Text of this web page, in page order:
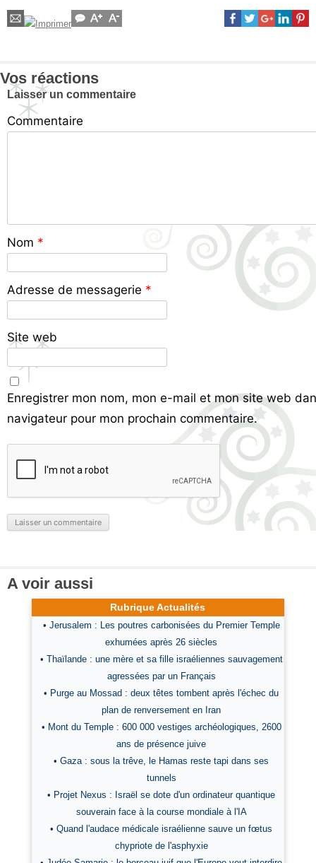
Vos réactions
Laisser un commentaire
Commentaire
Nom *
Adresse de messagerie *
Site web
Enregistrer mon nom, mon e-mail et mon site web
navigateur pour mon prochain commentaire.
A voir aussi
Rubrique Actualités
• Jerusalem : Les poutres carbonisées du Premier Temple
exhumées après 26 siècles
• Thaïlande : une mère et sa fille israéliennes sauvagement
agressées par un Français
• Purge au Mossad : deux têtes tombent après l'échec du
plan de renversement en Iran
• Mont du Temple : 600 000 vestiges archéologiques, 2600
ans de présence juive
• Gaza : sous la trêve, le Hamas reste tapi dans ses
tunnels
• Projet Nexus : Israël se dote d'un ordinateur quantique
souverain face à la course mondiale à l'IA
• Quand l'audace médicale israélienne sauve un fœtus
chypriote de l'asphyxie